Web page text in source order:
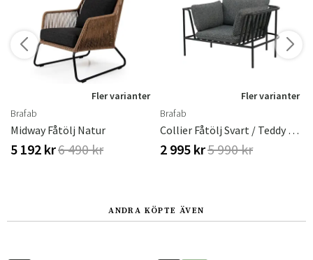
Fler varianter
Brafab
Midway Fåtölj Natur
5 192 kr6 490 kr
Fler varianter
Brafab
Collier Fåtölj Svart / Teddy Black
2 995 kr5 990 kr
ANDRA KÖPTE ÄVEN